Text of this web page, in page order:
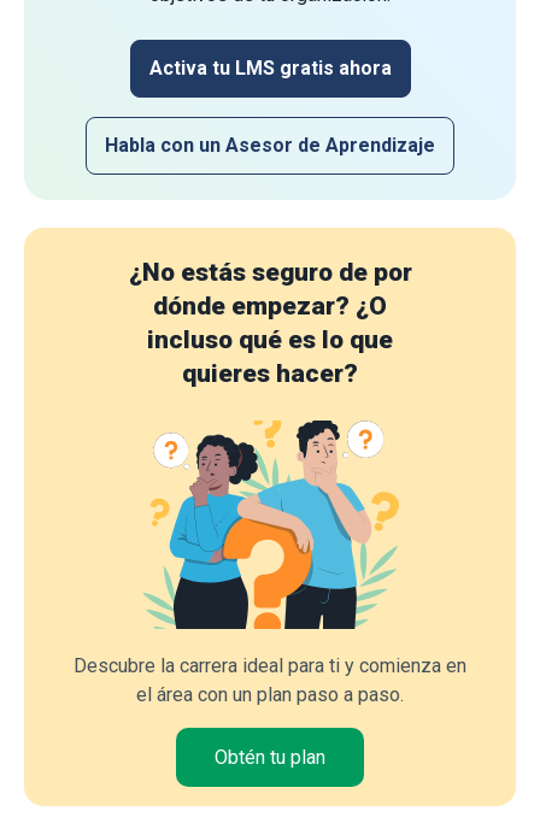
Activa tu LMS gratis ahora
Habla con un Asesor de Aprendizaje
¿No estás seguro de por
dónde empezar? ¿O
incluso qué es lo que
quieres hacer?
Descubre la carrera ideal para ti y comienza en
el área con un plan paso a paso.
Obtén tu plan